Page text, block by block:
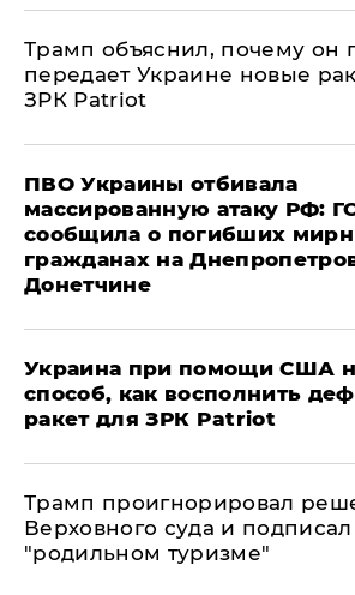
Трамп объяснил, почему он
передает Украине новые
ЗРК Patriot
ПВО Украины отбивала
массированную атаку РФ:
сообщила о погибших
гражданах на
Донетчине
Украина при помощи США
способ, как восполнить
ракет для ЗРК Patriot
Трамп проигнорировал
Верховного суда и
"родильном туризме"